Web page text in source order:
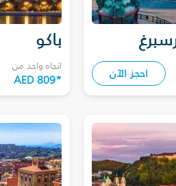
احجز الآن
باكو
اتجاه واحد من
AED 809*